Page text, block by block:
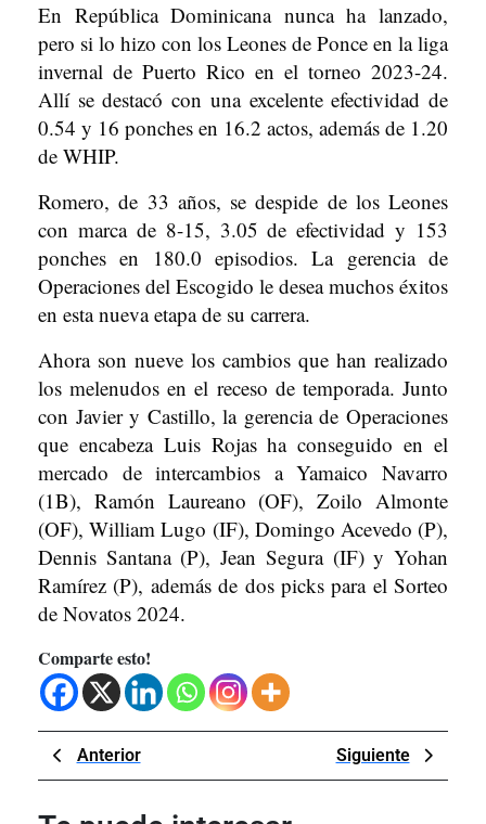
En República Dominicana nunca ha lanzado,
pero si lo hizo con los Leones de Ponce en la liga
invernal de Puerto Rico en el torneo 2023-24.
Allí se destacó con una excelente efectividad de
0.54 y 16 ponches en 16.2 actos, además de 1.20
de WHIP.
Romero, de 33 años, se despide de los Leones
con marca de 8-15, 3.05 de efectividad y 153
ponches en 180.0 episodios. La gerencia de
Operaciones del Escogido le desea muchos éxitos
en esta nueva etapa de su carrera.
Ahora son nueve los cambios que han realizado
los melenudos en el receso de temporada. Junto
con Javier y Castillo, la gerencia de Operaciones
que encabeza Luis Rojas ha conseguido en el
mercado de intercambios a Yamaico Navarro
(1B), Ramón Laureano (OF), Zoilo Almonte
(OF), William Lugo (IF), Domingo Acevedo (P),
Dennis Santana (P), Jean Segura (IF) y Yohan
Ramírez (P), además de dos picks para el Sorteo
de Novatos 2024.
Comparte esto!
Navegación
de
entradas
AnteriorPrevious
Post
Siguiente
Post